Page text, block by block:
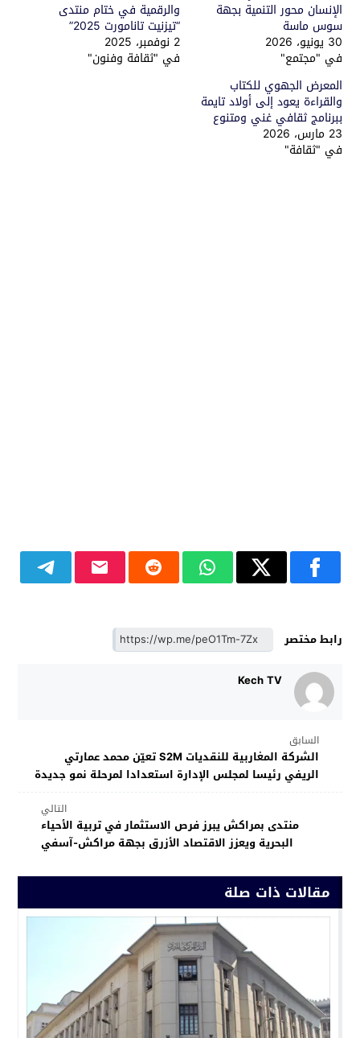
الإنسان محور التنمية بجهة
سوس ماسة
30 يونيو، 2026
في "مجتمع"
والرقمية في ختام منتدى
“تيزنيت تانامورت 2025”
2 نوفمبر، 2025
في "ثقافة وفنون"
المعرض الجهوي للكتاب
والقراءة يعود إلى أولاد تايمة
ببرنامج ثقافي غني ومتنوع
23 مارس، 2026
في "ثقافة"
رابط مختصر
Kech TV
السابق
الشركة المغاربية للنقديات S2M تعيّن محمد عمارتي
الريفي رئيسا لمجلس الإدارة استعدادا لمرحلة نمو جديدة
التالي
منتدى بمراكش يبرز فرص الاستثمار في تربية الأحياء
البحرية ويعزز الاقتصاد الأزرق بجهة مراكش-آسفي
مقالات ذات صلة